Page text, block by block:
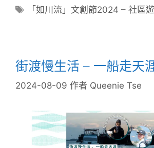
「如川流」文創節2024 – 社區
街渡慢生活 – 一船走天
2024-08-09 作者 Queenie Tse